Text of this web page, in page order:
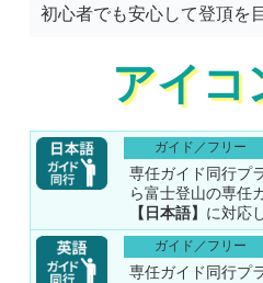
初心者でも安心して登頂を
アイコ
ガイド／フリー
専任ガイド同行プ
ら富士登山の専任
【日本語】 に対応
ガイド／フリー
専任ガイド同行プ